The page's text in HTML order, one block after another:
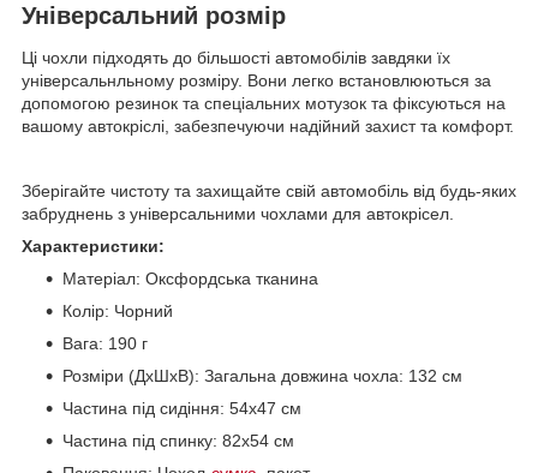
Універсальний розмір
Ці чохли підходять до більшості автомобілів завдяки їх
універсальнльному розміру. Вони легко встановлюються за
допомогою резинок та спеціальних мотузок та фіксуються на
вашому автокріслі, забезпечуючи надійний захист та комфорт.
Зберігайте чистоту та захищайте свій автомобіль від будь-яких
забруднень з універсальними чохлами для автокрісел.
Характеристики:
Матеріал: Оксфордська тканина
Колiр: Чорний
Вага: 190 г
Розміри (ДхШхВ): Загальна довжина чохла: 132 см
Частина під сидіння: 54x47 см
Частина під спинку: 82x54 см